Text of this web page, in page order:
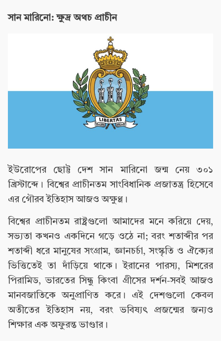
সান মারিনো: ক্ষুদ্র অথচ প্রাচীন
ইউরোপের ছোট্ট দেশ সান মারিনো জন্ম নেয় ৩০১
খ্রিস্টাব্দে। বিশ্বের প্রাচীনতম সাংবিধানিক প্রজাতন্ত্র হিসেবে
এর গৌরব ইতিহাস আজও অক্ষুণ্ণ।
বিশ্বের প্রাচীনতম রাষ্ট্রগুলো আমাদের মনে করিয়ে দেয়,
সভ্যতা কখনও একদিনে গড়ে ওঠে না; বরং শতাব্দীর পর
শতাব্দী ধরে মানুষের সংগ্রাম, জ্ঞানচর্চা, সংস্কৃতি ও ঐক্যের
ভিত্তিতেই তা দাঁড়িয়ে থাকে। ইরানের পারস্য, মিশরের
পিরামিড, ভারতের সিন্ধু কিংবা গ্রীসের দর্শন-সবই আজও
মানবজাতিকে অনুপ্রাণিত করে। এই দেশগুলো কেবল
অতীতের ইতিহাস নয়, বরং ভবিষ্যৎ প্রজন্মের জন্যও
শিক্ষার এক অফুরন্ত ভাণ্ডার।